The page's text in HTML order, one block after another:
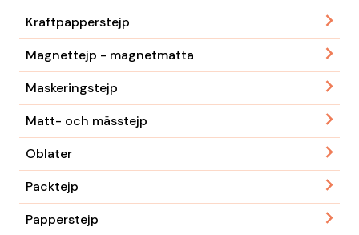
Kraftpapperstejp
Magnettejp - magnetmatta
Maskeringstejp
Matt- och mässtejp
Oblater
Packtejp
Papperstejp